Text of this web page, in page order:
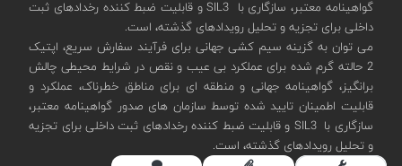
گواهینامه معتبر، سازگاری با SIL3 و قابلیت ضبط کننده رخدادهای ثبت
داخلی برای تجزیه و تحلیل رویدادهای گذشته، است.
می توان به گزینه سیم کشی جهانی برای فرآیند سفارش سریع، اپتیک
2 حالته گرم شده برای عملکرد بی عیب و نقص در شرایط محیطی چالش
برانگیز، گواهینامه جهانی و منطقه ای برای مناطق خطرناک، عملکرد و
قابلیت اطمینان تایید شده توسط سازمان های صدور گواهینامه معتبر،
سازگاری با SIL3 و قابلیت ضبط کننده رخدادهای ثبت داخلی برای تجزیه
و تحلیل رویدادهای گذشته، است.